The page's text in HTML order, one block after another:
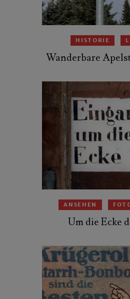
HISTORIE
Wanderbare
ANSEHEN
Um die Ecke